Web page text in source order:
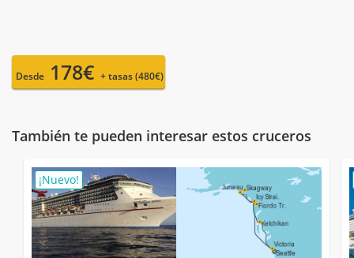
Desde 178€ + tasas (480€)
También te pueden interesar estos cruceros
¡Nuevo!